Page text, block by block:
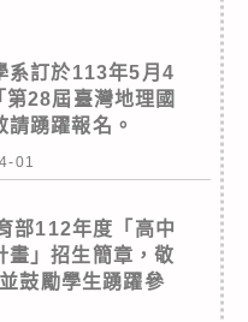
系訂於113年5月4
28屆臺灣地理國
請踴躍報名。
01
部112年度「高中
畫」招生簡章，敬
鼓勵學生踴躍參